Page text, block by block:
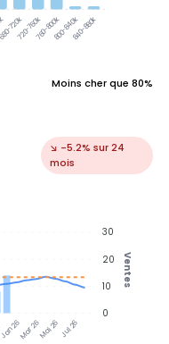
720k720-760k760-800k800-840k840-880k
Moins cher que 80%
↘ -5.2% sur 24
mois
26Mar 26Mai 26 Jul 26
30
20
10
0
Ventes